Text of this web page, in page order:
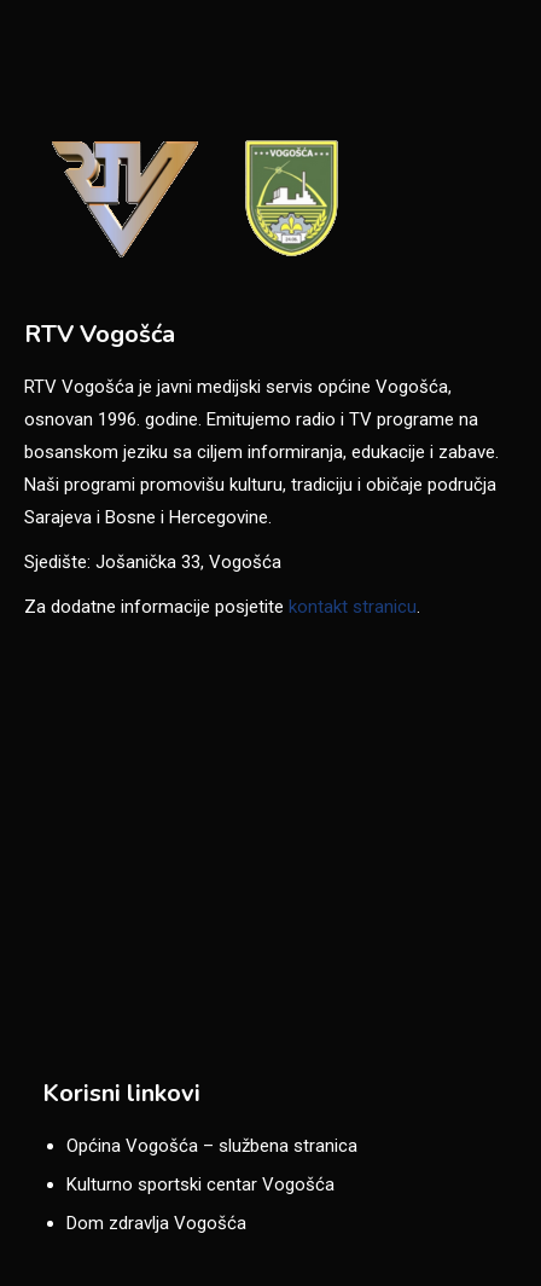
RTV Vogošća
RTV Vogošća je javni medijski servis općine Vogošća,
osnovan 1996. godine. Emitujemo radio i TV programe na
bosanskom jeziku sa ciljem informiranja, edukacije i zabave.
Naši programi promovišu kulturu, tradiciju i običaje područja
Sarajeva i Bosne i Hercegovine.
Sjedište: Jošanička 33, Vogošća
Za dodatne informacije posjetite kontakt stranicu.
Korisni linkovi
Općina Vogošća – službena stranica
Kulturno sportski centar Vogošća
Dom zdravlja Vogošća